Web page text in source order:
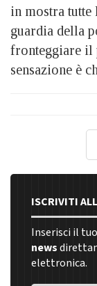
in mostra tutte
guardia della
fronteggiare il
sensazione è
ISCRIVITI
Inserisci il
news
elettronica.